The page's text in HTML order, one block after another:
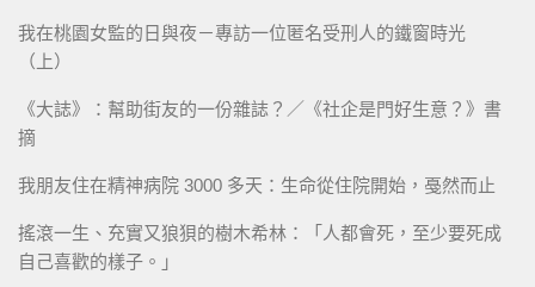
我在桃園女監的日與夜－專訪一位匿名受刑人的鐵窗時光
（上）
《大誌》：幫助街友的一份雜誌？／《社企是門好生意？》書
摘
我朋友住在精神病院 3000 多天：生命從住院開始，戞然而止
搖滾一生、充實又狼狽的樹木希林：「人都會死，至少要死成
自己喜歡的樣子。」